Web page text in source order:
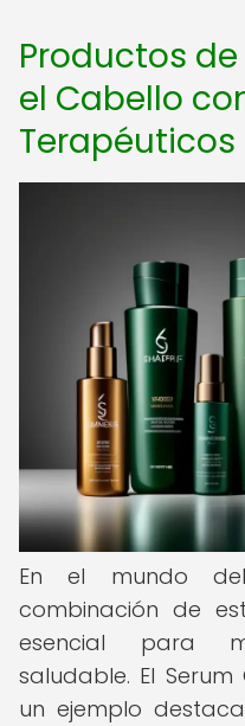
Productos
el Cabello
Terapéuticos
En el mundo
combinación de
esencial para
saludable. El
un ejemplo